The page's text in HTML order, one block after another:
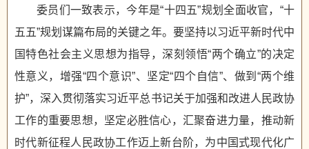
委员们一致表示，今年是“十四五”规划全面收官，“十
五五”规划谋篇布局的关键之年。要坚持以习近平新时代中
国特色社会主义思想为指导，深刻领悟“两个确立”的决定
性意义，增强“四个意识”、坚定“四个自信”、做到“两个维
护”，深入贯彻落实习近平总书记关于加强和改进人民政协
工作的重要思想，坚定必胜信心，汇聚奋进力量，推动新
时代新征程人民政协工作迈上新台阶，为中国式现代化广